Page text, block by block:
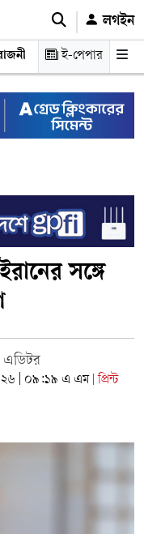
লগইন
শিক্ষা স্বাস্থ্য ও
ই-পেপার
সঙ্গে
এডিটর
| ০৯:১৯ এ এম
প্রিন্ট